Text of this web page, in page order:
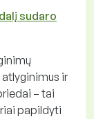
sudaro
ir
– tai
papildyti